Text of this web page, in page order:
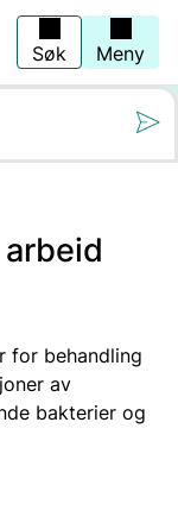
Søk Meny
for behandling
av
bakterier og